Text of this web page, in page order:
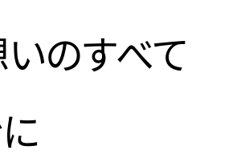
のすべて